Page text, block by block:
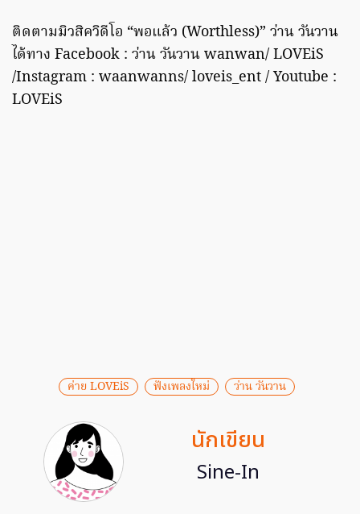
ติดตามมิวสิควิดีโอ “พอแล้ว (Worthless)” ว่าน วันวาน
ได้ทาง Facebook : ว่าน วันวาน wanwan/ LOVEiS
/Instagram : waanwanns/ loveis_ent / Youtube :
LOVEiS
ค่าย LOVEiS ฟังเพลงใหม่ ว่าน วันวาน
นักเขียน
Sine-In